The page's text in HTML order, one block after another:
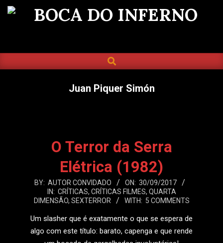
Skip
DO
INFERNO
Navigation
SEARCH
Juan Piquer Simón
O Terror da Serra
Elétrica (1982)
2017-
BY: AUTOR CONVIDADO ON: 30/09/2017
IN: CRÍTICAS, CRÍTICAS FILMES, QUARTA
DIMENSÃO, SEXTERROR WITH: 5 COMMENTS
Um slasher que é exatamente o que se espera de
algo com este título: barato, capenga e que rende